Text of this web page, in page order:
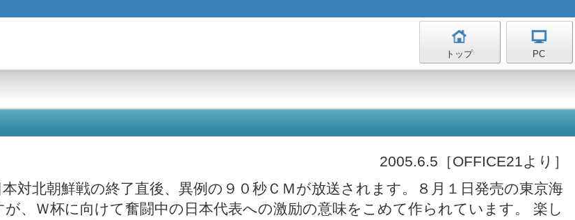
トップ PC
2005.6.5［OFFICE21より］
対北朝鮮戦の終了直後、異例の９０秒ＣＭが放送されます。８月１日発売の東京海
、Ｗ杯に向けて奮闘中の日本代表への激励の意味をこめて作られています。 楽し